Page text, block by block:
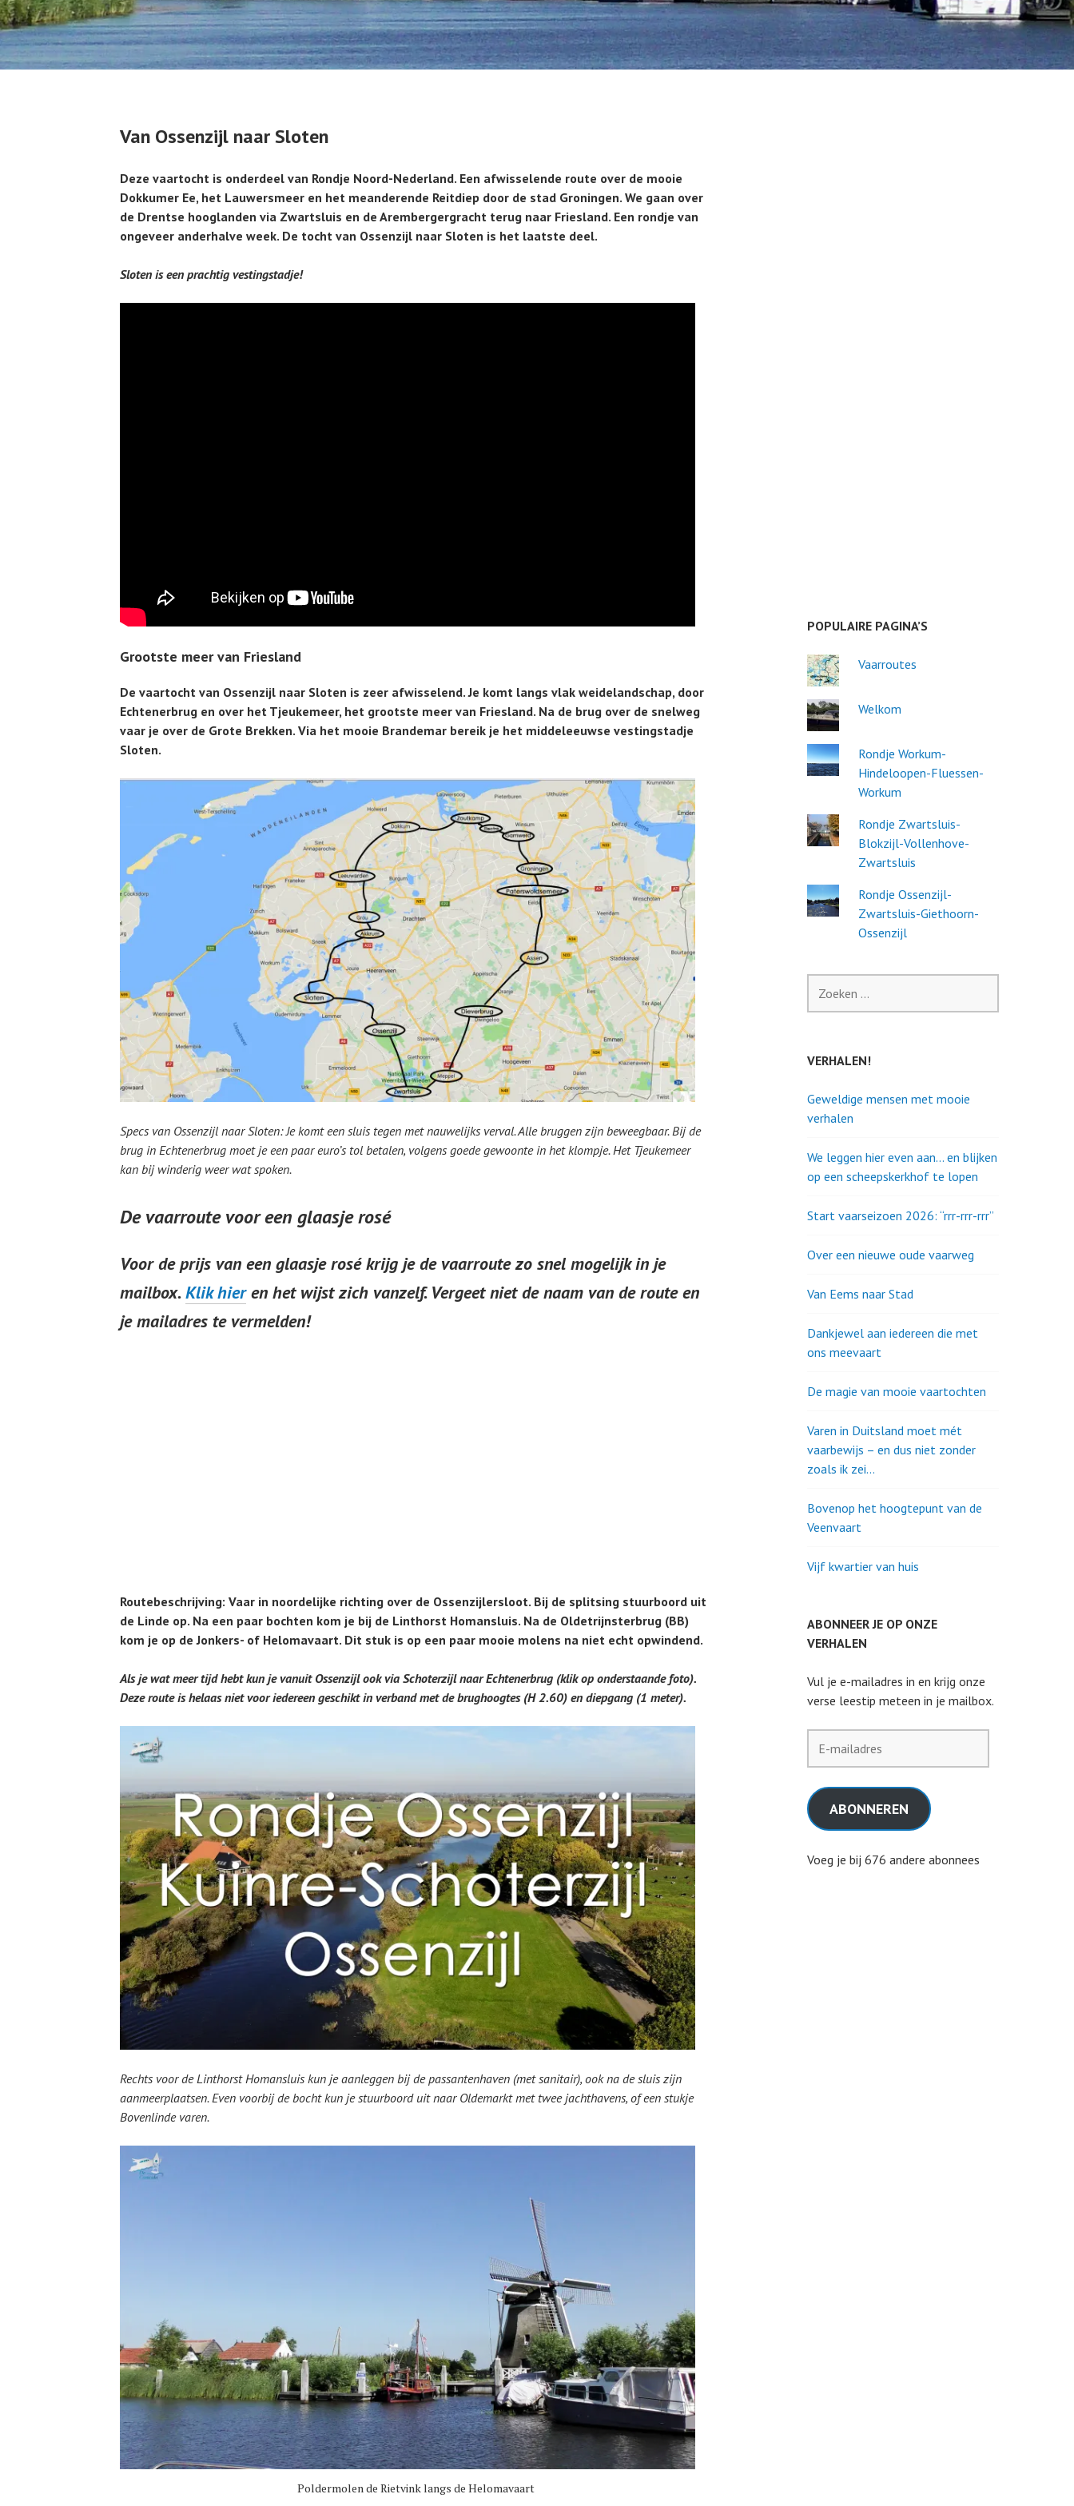
Van Ossenzijl naar Sloten
Deze vaartocht is onderdeel van Rondje Noord-Nederland. Een afwisselende route over de mooie
Dokkumer Ee, het Lauwersmeer en het meanderende Reitdiep door de stad Groningen. We gaan over
de Drentse hooglanden via Zwartsluis en de Arembergergracht terug naar Friesland. Een rondje van
ongeveer anderhalve week. De tocht van Ossenzijl naar Sloten is het laatste deel.
Sloten is een prachtig vestingstadje!
Grootste meer van Friesland
De vaartocht van Ossenzijl naar Sloten is zeer afwisselend. Je komt langs vlak weidelandschap, door
Echtenerbrug en over het Tjeukemeer, het grootste meer van Friesland. Na de brug over de snelweg
vaar je over de Grote Brekken. Via het mooie Brandemar bereik je het middeleeuwse vestingstadje
Sloten.
Specs van Ossenzijl naar Sloten: Je komt een sluis tegen met nauwelijks verval. Alle bruggen zijn beweegbaar. Bij de
brug in Echtenerbrug moet je een paar euro’s tol betalen, volgens goede gewoonte in het klompje. Het Tjeukemeer
kan bij winderig weer wat spoken.
De vaarroute voor een glaasje rosé
Voor de prijs van een glaasje rosé krijg je de vaarroute zo snel mogelijk in je
mailbox.Klik hieren het wijst zich vanzelf. Vergeet nietde naam van de route en
je mailadres te vermelden!
Routebeschrijving: Vaar in noordelijke richting over de Ossenzijlersloot. Bij de splitsing stuurboord uit
de Linde op. Na een paar bochten kom je bij de Linthorst Homansluis. Na de Oldetrijnsterbrug (BB)
kom je op de Jonkers- of Helomavaart. Dit stuk is op een paar mooie molens na niet echt opwindend.
Als je wat meer tijd hebt kun je vanuit Ossenzijl ook via Schoterzijl naar Echtenerbrug (klik op onderstaande foto).
Deze route is helaas niet voor iedereen geschikt in verband met de brughoogtes (H 2.60) en diepgang (1 meter).
Rechts voor de Linthorst Homansluis kun je aanleggen bij de passantenhaven (met sanitair), ook na de sluis zijn
aanmeerplaatsen. Even voorbij de bocht kun je stuurboord uit naar Oldemarkt met twee jachthavens, of een stukje
Bovenlinde varen.
Poldermolen de Rietvink langs de Helomavaart
POPULAIRE PAGINA’S
Vaarroutes
Welkom
Rondje Workum-
Hindeloopen-Fluessen-
Workum
Rondje Zwartsluis-
Blokzijl-Vollenhove-
Zwartsluis
Rondje Ossenzijl-
Zwartsluis-Giethoorn-
Ossenzijl
naar:
VERHALEN!
Geweldige mensen met mooie
verhalen
We leggen hier even aan… en blijken
op een scheepskerkhof te lopen
Start vaarseizoen 2026: “rrr-rrr-rrr”
Over een nieuwe oude vaarweg
Van Eems naar Stad
Dankjewel aan iedereen die met
ons meevaart
De magie van mooie vaartochten
Varen in Duitsland moet mét
vaarbewijs – en dus niet zonder
zoals ik zei…
Bovenop het hoogtepunt van de
Veenvaart
Vijf kwartier van huis
ABONNEER JE OP ONZE
VERHALEN
Vul je e-mailadres in en krijg onze
verse leestip meteen in je mailbox.
mailadres
ABONNEREN
Voeg je bij 676 andere abonnees